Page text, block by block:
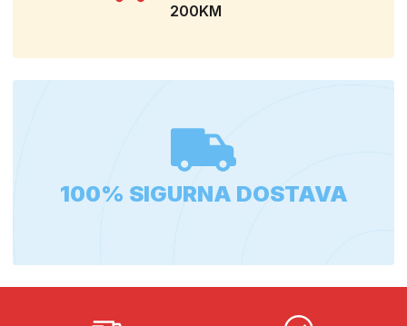
200KM
100% SIGURNA DOSTAVA